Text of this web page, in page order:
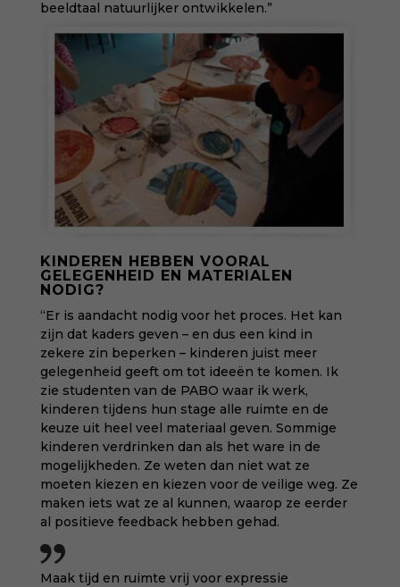
beeldtaal natuurlijker ontwikkelen.”
KINDEREN HEBBEN VOORAL
GELEGENHEID EN MATERIALEN
NODIG?
“Er is aandacht nodig voor het proces. Het kan
zijn dat kaders geven – en dus een kind in
zekere zin beperken – kinderen juist meer
gelegenheid geeft om tot ideeën te komen. Ik
zie studenten van de PABO waar ik werk,
kinderen tijdens hun stage alle ruimte en de
keuze uit heel veel materiaal geven. Sommige
kinderen verdrinken dan als het ware in de
mogelijkheden. Ze weten dan niet wat ze
moeten kiezen en kiezen voor de veilige weg. Ze
maken iets wat ze al kunnen, waarop ze eerder
al positieve feedback hebben gehad.
Maak tijd en ruimte vrij voor expressie